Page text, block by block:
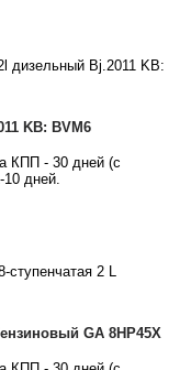
KB: BVM6
КПП - 30 дней (с
10 дней.
GA 8HP45X